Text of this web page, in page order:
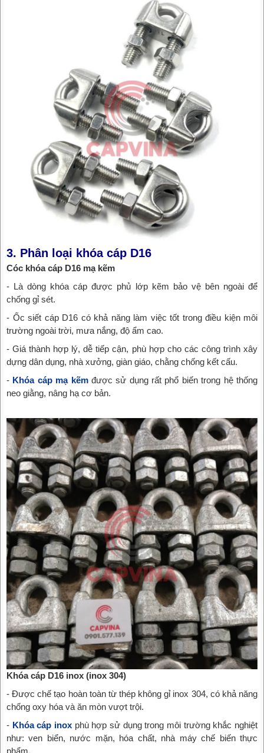
3. Phân loại khóa cáp D16
Cóc khóa cáp D16 mạ kẽm
- Là dòng khóa cáp được phủ lớp kẽm bảo vệ bên ngoài để
chống gỉ sét.
- Ốc siết cáp D16 có khả năng làm việc tốt trong điều kiện môi
trường ngoài trời, mưa nắng, độ ẩm cao.
- Giá thành hợp lý, dễ tiếp cận, phù hợp cho các công trình xây
dựng dân dụng, nhà xưởng, giàn giáo, chằng chống kết cấu.
- Khóa cáp mạ kẽm được sử dụng rất phổ biến trong hệ thống
neo giằng, nâng hạ cơ bản.
Khóa cáp D16 inox (inox 304)
- Được chế tạo hoàn toàn từ thép không gỉ inox 304, có khả năng
chống oxy hóa và ăn mòn vượt trội.
- Khóa cáp inox phù hợp sử dụng trong môi trường khắc nghiệt
như: ven biển, nước mặn, hóa chất, nhà máy chế biến thực
phẩm.